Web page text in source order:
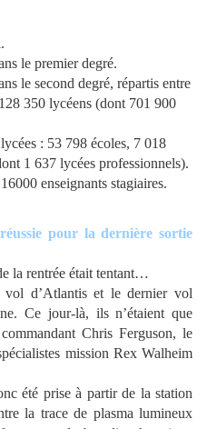
le premier degré.
le second degré, répartis entre
350 lycéens (dont 701 900
: 53 798 écoles, 7 018
1 637 lycées professionnels).
enseignants stagiaires.
pour la dernière sortie
la rentrée était tentant…
d’Atlantis et le dernier vol
Ce jour-là, ils n’étaient que
Chris Ferguson, le
mission Rex Walheim
été prise à partir de la station
la trace de plasma lumineux